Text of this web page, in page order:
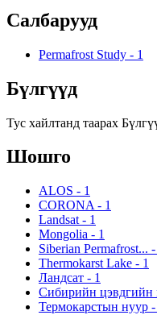
Салбарууд
Permafrost Study - 1
Бүлгүүд
Тус хайлтанд таарах
Шошго
ALOS - 1
CORONA - 1
Landsat - 1
Mongolia - 1
Siberian Permafrost... -
Thermokarst Lake - 1
Ландсат - 1
Сибирийн
Термокарстын нуур -